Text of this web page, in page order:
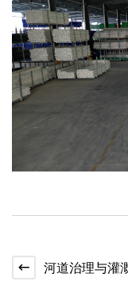
河道治理与灌